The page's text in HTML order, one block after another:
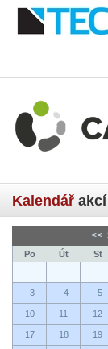
Kalendář akcí
<<
Po Út St
3 4 5
10 11 12
17 18 19